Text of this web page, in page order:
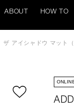
ABOUT HOW TO
アイシャドウ マット（